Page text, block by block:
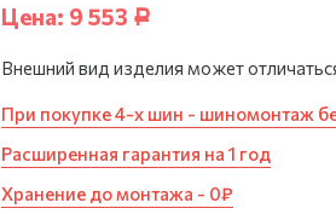
Цена: 9 553 Р
Внешний вид изделия может
При покупке 4-х шин - шиномонтаж
Расширенная гарантия на 1 год
Хранение до монтажа - 0₽